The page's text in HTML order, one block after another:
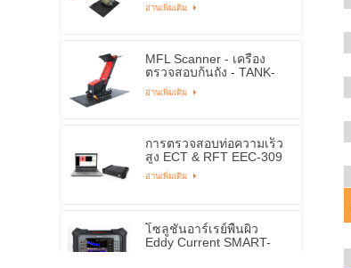
อ่านเพิ่มเติม
MFL Scanner - เครื่อง
ตรวจสอบก้นถัง - TANK-
4000ME
อ่านเพิ่มเติม
การตรวจสอบท่อความเร็ว
สูง ECT & RFT EEC-309
อ่านเพิ่มเติม
โซลูชันอาร์เรย์พื้นผิว
Eddy Current SMART-